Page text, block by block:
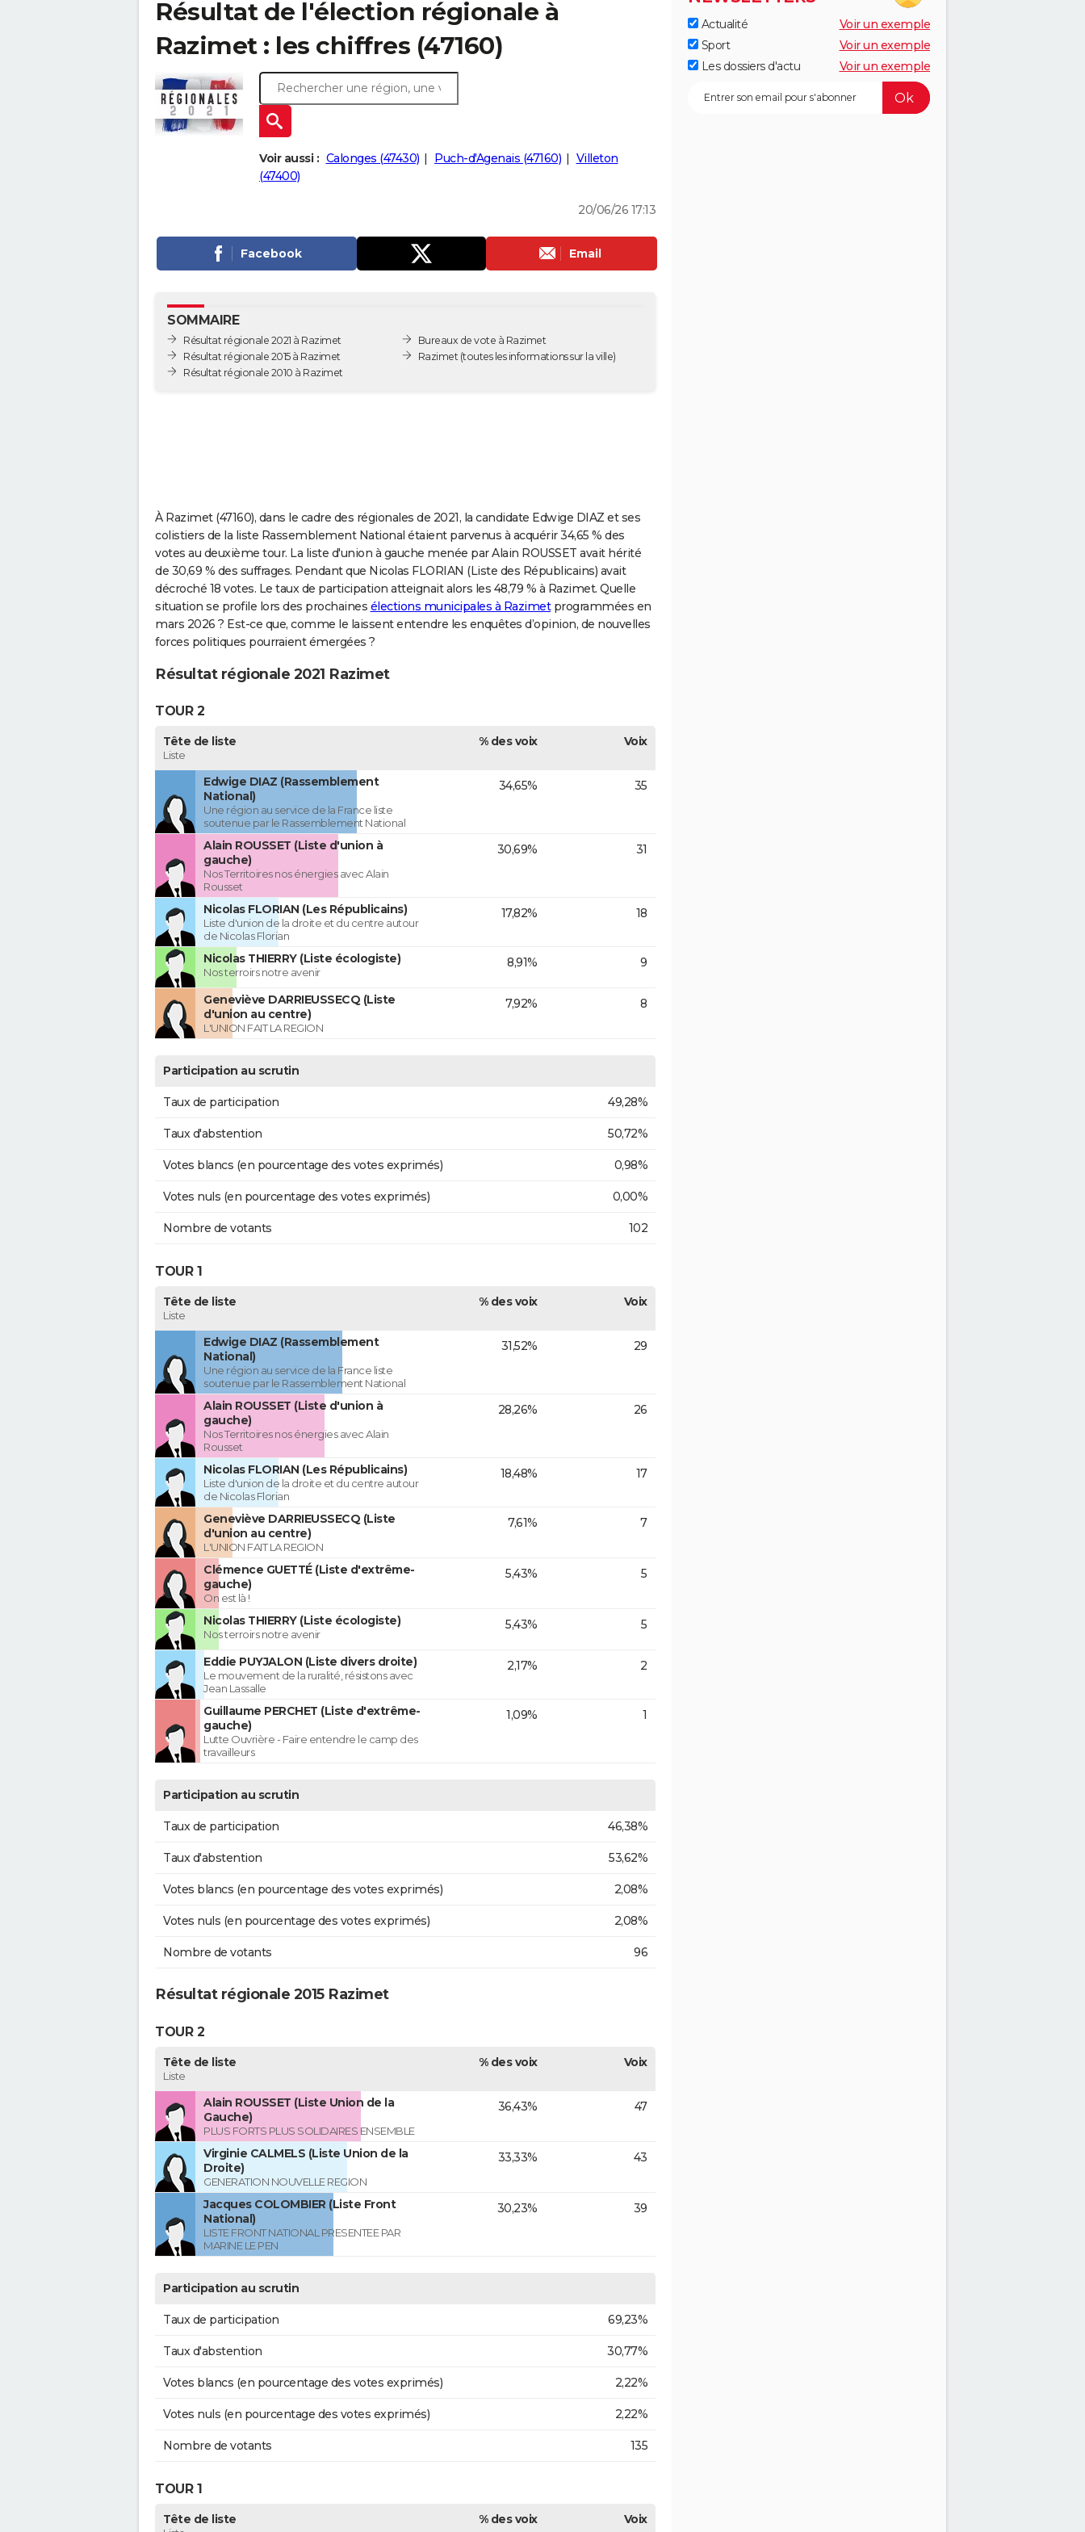
Résultat de l'élection régionale à
Razimet : les chiffres (47160)
Voir aussi : Calonges (47430) Puch-d'Agenais (47160)
Villeton
(47400)
20/06/26 17:13
Facebook Email
SOMMAIRE
Résultat régionale 2021 à Razimet
Résultat régionale 2015 à Razimet
Résultat régionale 2010 à Razimet
Bureaux de vote à Razimet
Razimet (toutes les informations sur la ville)
À Razimet (47160), dans le cadre des régionales de 2021, la candidate Edwige DIAZ et ses
colistiers de la liste Rassemblement National étaient parvenus à acquérir 34,65 % des
votes au deuxième tour. La liste d'union à gauche menée par Alain ROUSSET avait hérité
de 30,69 % des suffrages. Pendant que Nicolas FLORIAN (Liste des Républicains) avait
décroché 18 votes. Le taux de participation atteignait alors les 48,79 % à Razimet. Quelle
situation se profile lors des prochaines élections municipales à Razimetprogrammées en
mars 2026 ? Est-ce que, comme le laissent entendre les enquêtes d’opinion, de nouvelles
forces politiques pourraient émergées ?
Résultat régionale 2021 Razimet
TOUR 2
Tête de liste
Liste
% des voix Voix
Edwige DIAZ (Rassemblement
National)
Une région au service de la France liste
soutenue par le Rassemblement National
34,65% 35
Alain ROUSSET (Liste d'union à
gauche)
Nos Territoires nos énergies avec Alain
Rousset
30,69% 31
Nicolas FLORIAN (Les Républicains)
Liste d'union de la droite et du centre autour
de Nicolas Florian
17,82% 18
Nicolas THIERRY (Liste écologiste)
Nos terroirs notre avenir
8,91% 9
Geneviève DARRIEUSSECQ (Liste
d'union au centre)
L'UNION FAIT LA REGION
7,92% 8
Participation au scrutin
Taux de participation 49,28%
Taux d'abstention 50,72%
Votes blancs (en pourcentage des votes exprimés) 0,98%
Votes nuls (en pourcentage des votes exprimés) 0,00%
Nombre de votants 102
TOUR 1
Tête de liste
Liste
% des voix Voix
Edwige DIAZ (Rassemblement
National)
Une région au service de la France liste
soutenue par le Rassemblement National
31,52% 29
Alain ROUSSET (Liste d'union à
gauche)
Nos Territoires nos énergies avec Alain
Rousset
28,26% 26
Nicolas FLORIAN (Les Républicains)
Liste d'union de la droite et du centre autour
de Nicolas Florian
18,48% 17
Geneviève DARRIEUSSECQ (Liste
d'union au centre)
L'UNION FAIT LA REGION
7,61% 7
Clémence GUETTÉ (Liste d'extrême-
gauche)
On est là !
5,43% 5
Nicolas THIERRY (Liste écologiste)
Nos terroirs notre avenir
5,43% 5
Eddie PUYJALON (Liste divers droite)
Le mouvement de la ruralité, résistons avec
Jean Lassalle
2,17% 2
Guillaume PERCHET (Liste d'extrême-
gauche)
Lutte Ouvrière - Faire entendre le camp des
travailleurs
1,09% 1
Participation au scrutin
Taux de participation 46,38%
Taux d'abstention 53,62%
Votes blancs (en pourcentage des votes exprimés) 2,08%
Votes nuls (en pourcentage des votes exprimés) 2,08%
Nombre de votants 96
Résultat régionale 2015 Razimet
TOUR 2
Tête de liste
Liste
% des voix Voix
Alain ROUSSET (Liste Union de la
Gauche)
PLUS FORTS PLUS SOLIDAIRES ENSEMBLE
36,43% 47
Virginie CALMELS (Liste Union de la
Droite)
GENERATION NOUVELLE REGION
33,33% 43
Jacques COLOMBIER (Liste Front
National)
LISTE FRONT NATIONAL PRESENTEE PAR
MARINE LE PEN
30,23% 39
Participation au scrutin
Taux de participation 69,23%
Taux d'abstention 30,77%
Votes blancs (en pourcentage des votes exprimés) 2,22%
Votes nuls (en pourcentage des votes exprimés) 2,22%
Nombre de votants 135
TOUR 1
Tête de liste % des voix Voix
Actualité
Voir un exemple
Sport
Voir un exemple
Les dossiers d'actu
Voir un exemple